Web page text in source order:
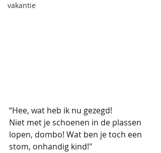
vakantie
“Hee, wat heb ik nu gezegd!
Niet met je schoenen in de plassen
lopen, dombo! Wat ben je toch een
stom, onhandig kind!"